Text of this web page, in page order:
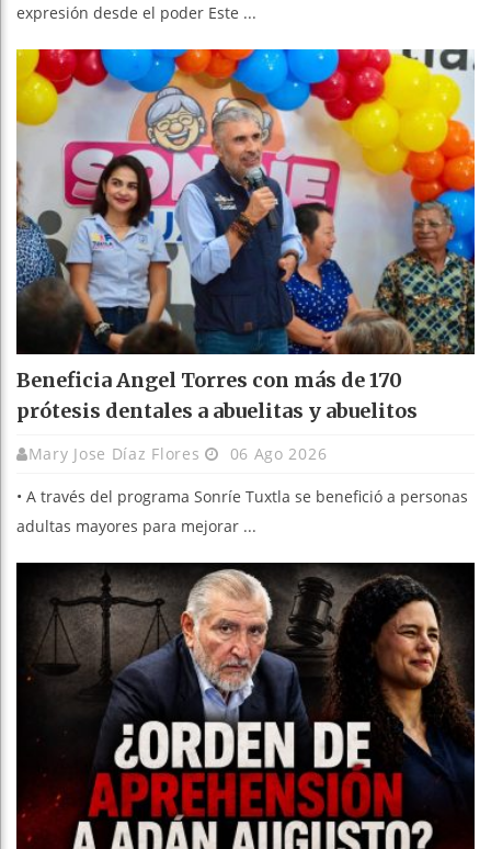
expresión desde el poder Este ...
Beneficia Angel Torres con más de 170
prótesis dentales a abuelitas y abuelitos
Mary Jose Díaz Flores 06 Ago 2026
• A través del programa Sonríe Tuxtla se benefició a personas
adultas mayores para mejorar ...